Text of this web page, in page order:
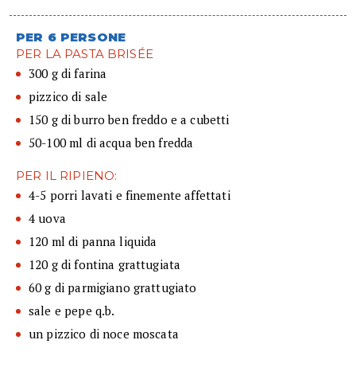
PER 6 PERSONE
PER LA PASTA BRISÉE
300 g di farina
pizzico di sale
150 g di burro ben freddo e a cubetti
50-100 ml di acqua ben fredda
PER IL RIPIENO:
4-5 porri lavati e finemente affettati
4 uova
120 ml di panna liquida
120 g di fontina grattugiata
60 g di parmigiano grattugiato
sale e pepe q.b.
un pizzico di noce moscata